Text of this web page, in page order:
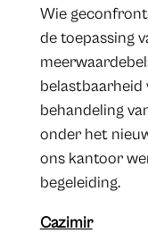
Wie
de toepassing
belastbaarheid
behandeling
onder het
ons kantoor
begeleiding.
Cazimir